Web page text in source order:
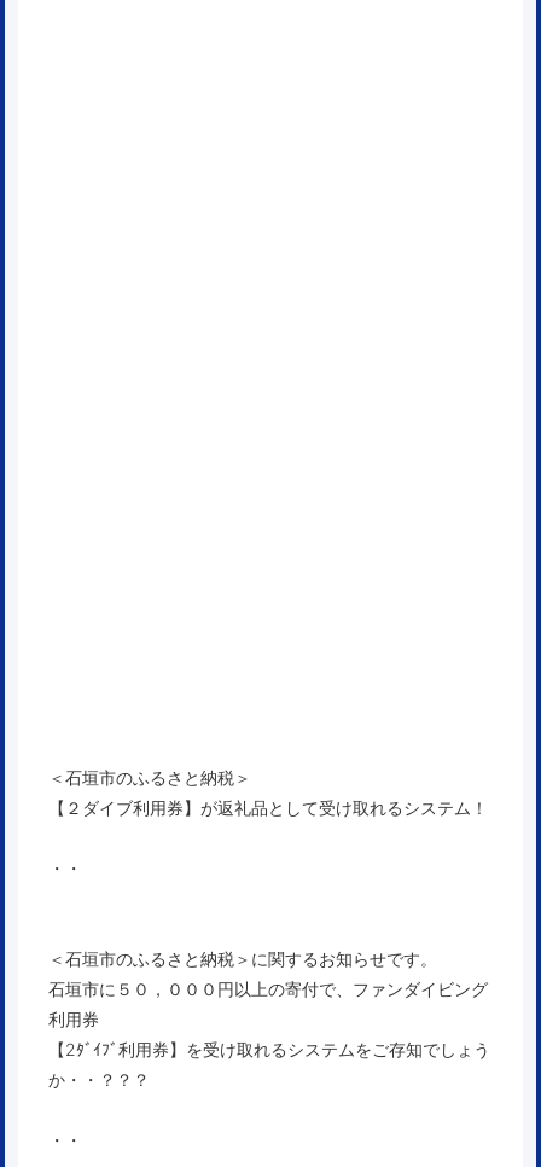
＜石垣市のふるさと納税＞
【２ダイブ利用券】が返礼品として受け取れるシステム！
・・
＜石垣市のふるさと納税＞に関するお知らせです。
石垣市に５０，０００円以上の寄付で、ファンダイビング
利用券
【2ﾀﾞｲﾌﾞ利用券】を受け取れるシステムをご存知でしょう
か・・？？？
・・